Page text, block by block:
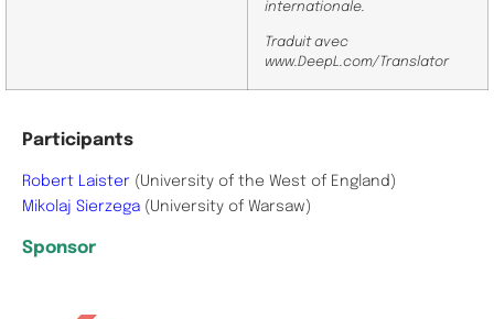
internationale.
Traduit avec
www.DeepL.com/Translator
Participants
Robert Laister (University of the West of England)
Mikolaj Sierzega (University of Warsaw)
Sponsor